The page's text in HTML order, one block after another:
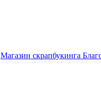
Магазин скрапбукинга